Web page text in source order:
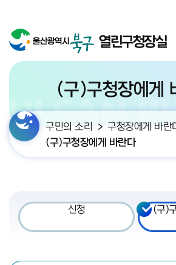
열린구청장실
(구)구청장에게
구민의 소리
구청장에게 바란
(구)구청장에게 바란다
신청 (구)